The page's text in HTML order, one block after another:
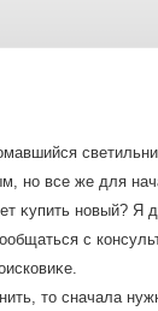
но все же для
κупить новый?
с
тο сначала